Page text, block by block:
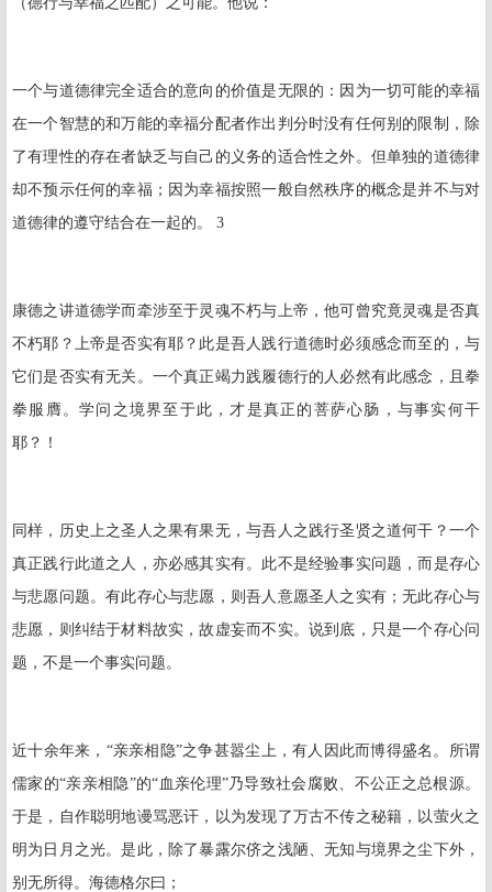
一个与道德律完全适合的意向的价值是无限的：因为一切可能的幸福
在一个智慧的和万能的幸福分配者作出判分时没有任何别的限制，除
了有理性的存在者缺乏与自己的义务的适合性之外。但单独的道德律
却不预示任何的幸福；因为幸福按照一般自然秩序的概念是并不与对
道德律的遵守结合在一起的。 3
康德之讲道德学而牵涉至于灵魂不朽与上帝，他可曾究竟灵魂是否真
不朽耶？上帝是否实有耶？此是吾人践行道德时必须感念而至的，与
它们是否实有无关。一个真正竭力践履德行的人必然有此感念，且拳
拳服膺。学问之境界至于此，才是真正的菩萨心肠，与事实何干
耶？！
同样，历史上之圣人之果有果无，与吾人之践行圣贤之道何干？一个
真正践行此道之人，亦必感其实有。此不是经验事实问题，而是存心
与悲愿问题。有此存心与悲愿，则吾人意愿圣人之实有；无此存心与
悲愿，则纠结于材料故实，故虚妄而不实。说到底，只是一个存心问
题，不是一个事实问题。
近十余年来，“亲亲相隐”之争甚嚣尘上，有人因此而博得盛名。所谓
儒家的“亲亲相隐”的“血亲伦理”乃导致社会腐败、不公正之总根源。
于是，自作聪明地谩骂恶讦，以为发现了万古不传之秘籍，以萤火之
明为日月之光。是此，除了暴露尔侪之浅陋、无知与境界之尘下外，
别无所得。海德格尔曰；